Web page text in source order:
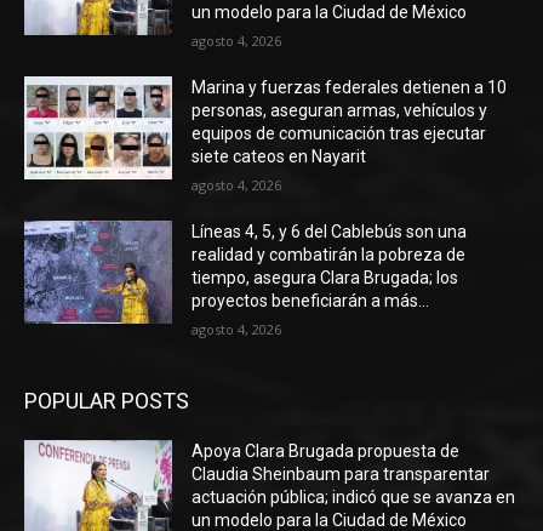
un modelo para la Ciudad de México
agosto 4, 2026
Marina y fuerzas federales detienen a 10
personas, aseguran armas, vehículos y
equipos de comunicación tras ejecutar
siete cateos en Nayarit
agosto 4, 2026
Líneas 4, 5, y 6 del Cablebús son una
realidad y combatirán la pobreza de
tiempo, asegura Clara Brugada; los
proyectos beneficiarán a más...
agosto 4, 2026
POPULAR POSTS
Apoya Clara Brugada propuesta de
Claudia Sheinbaum para transparentar
actuación pública; indicó que se avanza en
un modelo para la Ciudad de México